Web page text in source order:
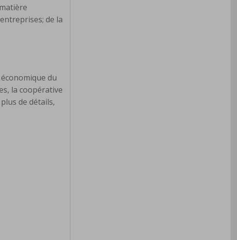
de la
du
la coopérative
de détails,